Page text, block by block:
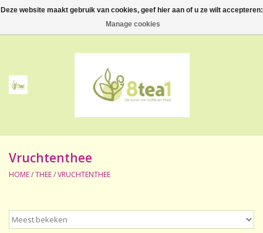
0 Artikelen - €--,--
Thee
Accessoires
BeppeDeli en 8tea1
Vruchtenthee
HOME/THEE/VRUCHTENTHEE
Deze website maakt gebruik van cookies, geef hier aan of u ze wilt accepteren:
Manage cookies